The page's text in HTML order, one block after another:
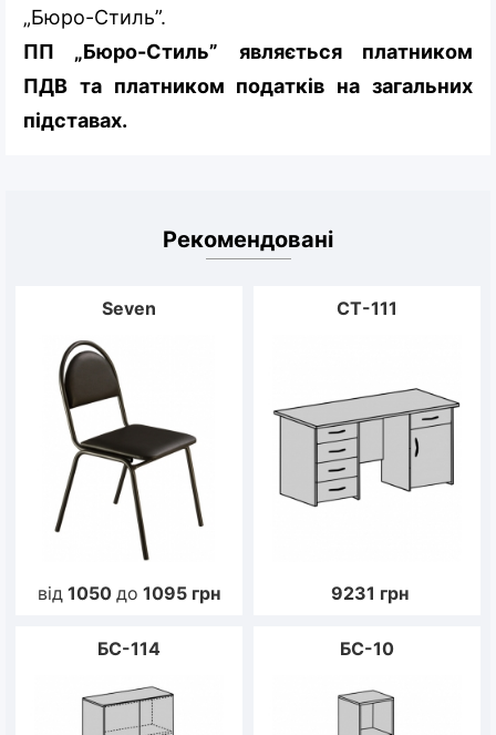
„Бюро-Стиль”.
ПП „Бюро-Стиль” являється платником
ПДВ та платником податків на загальних
підставах.
Рекомендовані
Seven
від 1050 до 1095 грн
CT-111
9231 грн
БС-114 БС-10